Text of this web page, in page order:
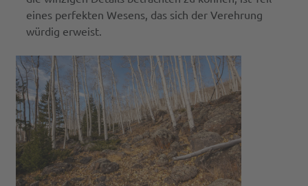
eines perfekten Wesens, das sich der Verehrung
würdig erweist.